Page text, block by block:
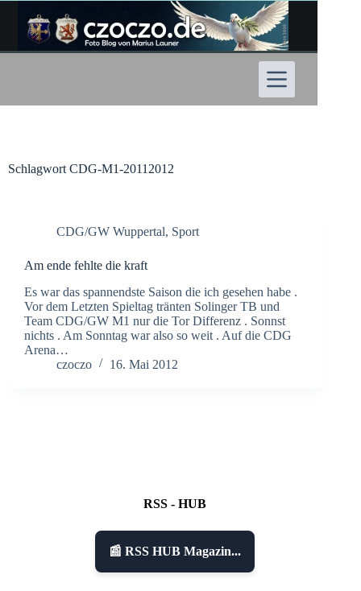
Inhalt
springen
Schlagwort CDG-M1-20112012
CDG/GW Wuppertal, Sport
Am ende fehlte die kraft
Es war das spannendste Saison die ich gesehen habe .
Vor dem Letzten Spieltag tränten Solinger TB und
Team CDG/GW M1 nur die Tor Differenz . Sonnst
nichts . Am Sonntag war also so weit . Auf die CDG
Arena…
czoczo
16. Mai 2012
RSS - HUB
📰 RSS HUB Magazin...